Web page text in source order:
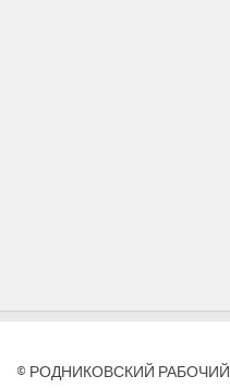
© РОДНИКОВСКИЙ РАБОЧИЙ